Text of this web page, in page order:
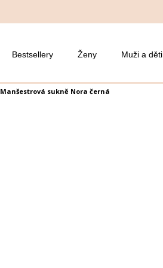
Bestsellery Ženy Muži a děti
Manšestrová sukně Nora černá